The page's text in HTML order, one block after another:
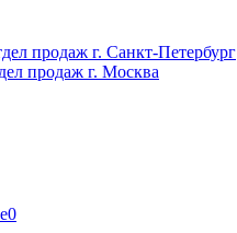
продаж г. Санкт-Петербург
продаж г. Москва
0